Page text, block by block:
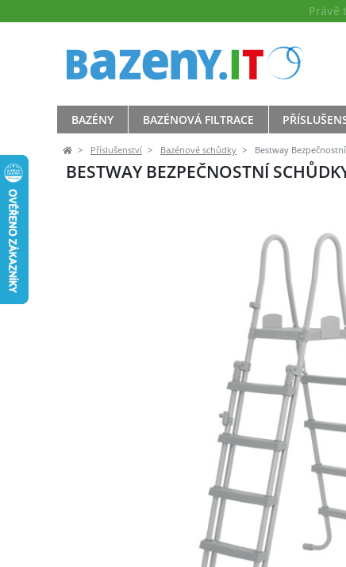
Právě
BAZÉNY BAZÉNOVÁ FILTRACE
Příslušenství Bazénové schůdky Bestway
BESTWAY BEZPEČNOSTNÍ